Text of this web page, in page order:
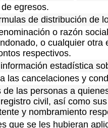
egresos.
de distribución de
o razón
o cualquier
respectivos.
estadística
las cancelaciones y
las personas a
civil, así como
y nombramiento
que se les hubieran